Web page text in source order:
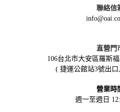
聯絡信
直營門
106台北市大安區羅斯
( 捷運公館站3號出
營業時
週一至週日